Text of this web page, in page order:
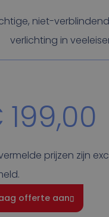
niet-
verlichting in
199,00
prijzen zijn
offerte aan